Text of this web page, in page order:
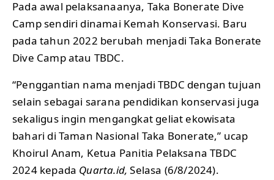
Pada awal pelaksanaanya, Taka Bonerate Dive
Camp sendiri dinamai Kemah Konservasi. Baru
pada tahun 2022 berubah menjadi Taka Bonerate
Dive Camp atau TBDC.
“Penggantian nama menjadi TBDC dengan tujuan
selain sebagai sarana pendidikan konservasi juga
sekaligus ingin mengangkat geliat ekowisata
bahari di Taman Nasional Taka Bonerate,” ucap
Khoirul Anam, Ketua Panitia Pelaksana TBDC
2024 kepada Quarta.id, Selasa (6/8/2024).